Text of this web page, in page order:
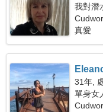
我對潛
真愛
31年,
單身女